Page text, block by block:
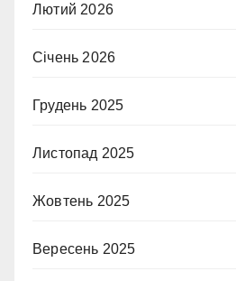
Лютий 2026
Січень 2026
Грудень 2025
Листопад 2025
Жовтень 2025
Вересень 2025